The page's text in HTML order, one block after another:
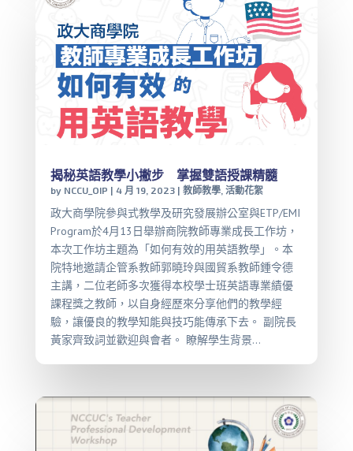
揭秘英語教學小撇步 掌握雙語授課精髓
by NCCU_OIP | 4 月 19, 2023| 教師教學, 活動花絮
政大商學院參與式教學及研究發展辦公室與ETP/EMI
Program於4月13日舉辦商院教師專業成長工作坊，
本次工作坊主題為「如何有效的用英語教學」。本
院特地邀請企管系教師郭曉玲與國貿系教師鍾令德
主講，二位老師多次獲得本校學士班英語專業績優
課程獎之教師，以自身經歷來分享他們的教學經
驗，讓優良的教學知能與技巧能傳承下去。 副院長
黃家齊致詞並歡迎與會者。 瞭解學生背景...